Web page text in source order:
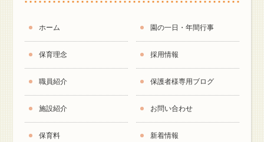
ホーム
保育理念
職員紹介
施設紹介
保育料
園の一日・年間行事
採用情報
保護者様専用ブログ
お問い合わせ
新着情報